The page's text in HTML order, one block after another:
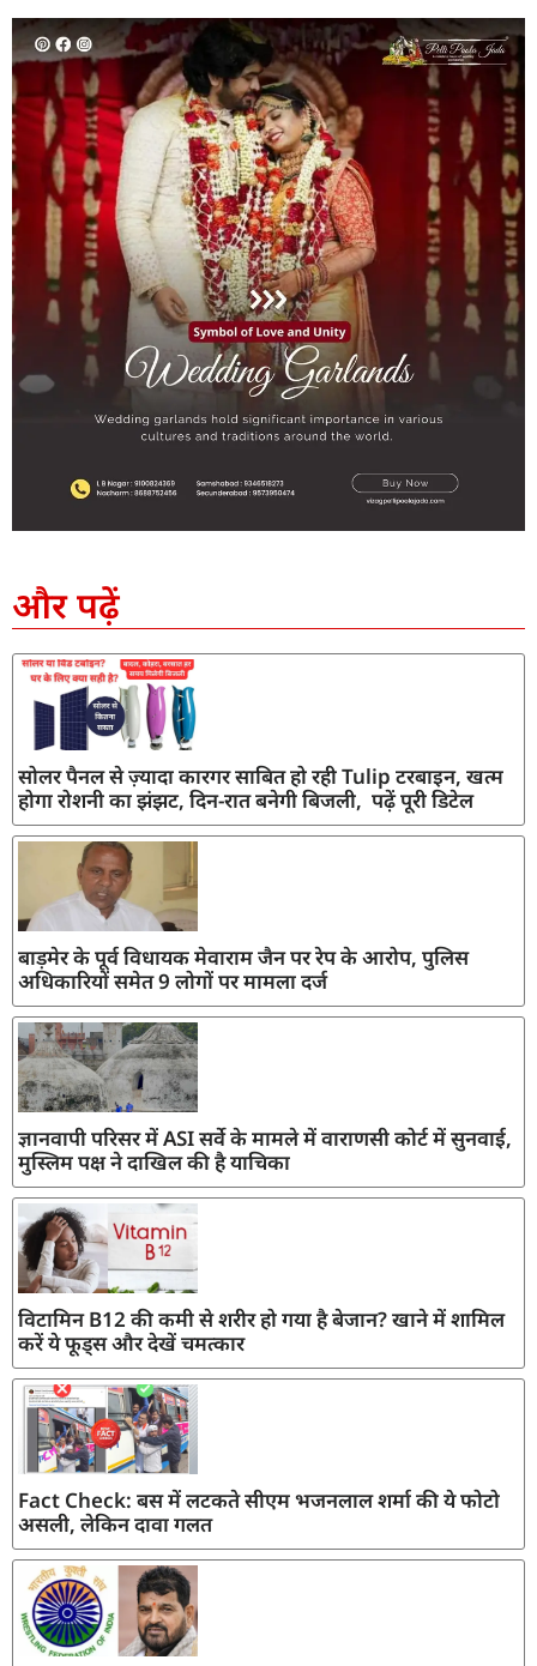
और पढ़ें
सोलर पैनल से ज़्यादा कारगर साबित हो रही Tulip टरबाइन, खत्म
होगा रोशनी का झंझट, दिन-रात बनेगी बिजली, पढ़ें पूरी डिटेल
बाड़मेर के पूर्व विधायक मेवाराम जैन पर रेप के आरोप, पुलिस
अधिकारियों समेत 9 लोगों पर मामला दर्ज
ज्ञानवापी परिसर में ASI सर्वे के मामले में वाराणसी कोर्ट में सुनवाई,
मुस्लिम पक्ष ने दाखिल की है याचिका
विटामिन B12 की कमी से शरीर हो गया है बेजान? खाने में शामिल
करें ये फूड्स और देखें चमत्कार
Fact Check: बस में लटकते सीएम भजनलाल शर्मा की ये फोटो
असली, लेकिन दावा गलत